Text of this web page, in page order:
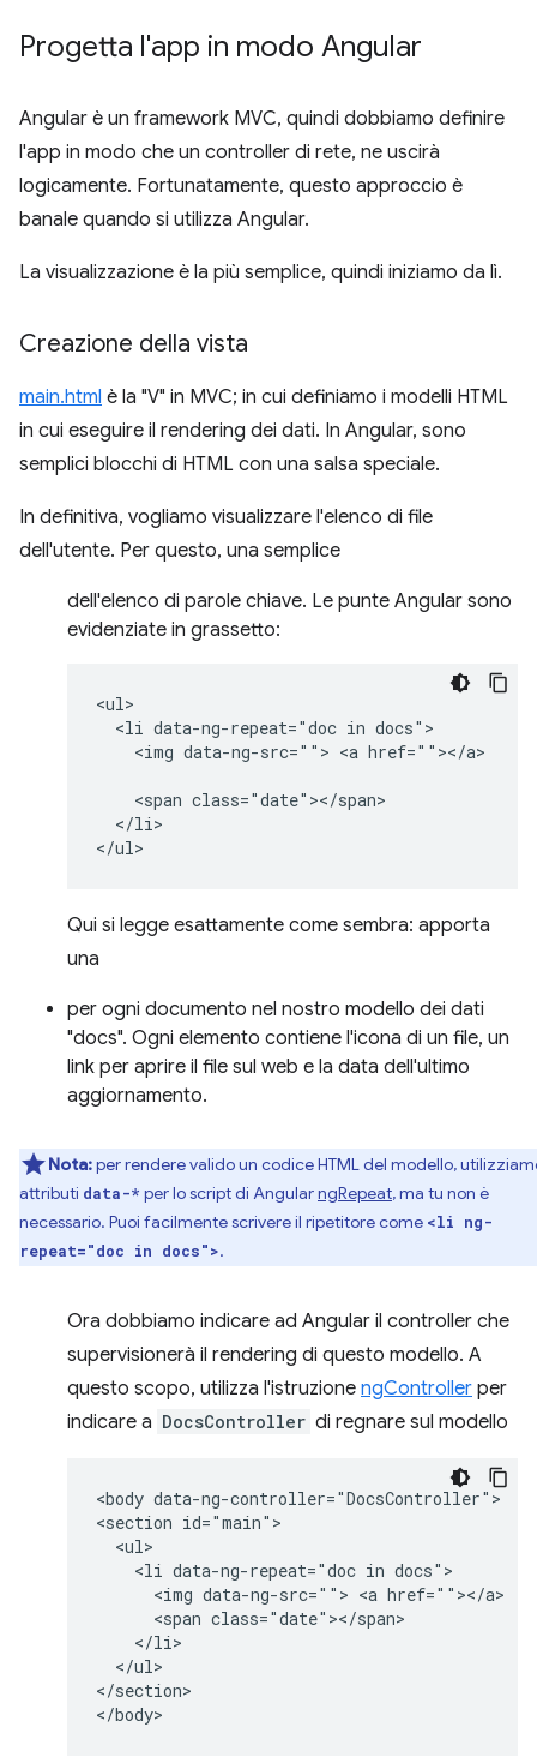
Progetta l'app in modo Angular
Angular è un framework MVC, quindi dobbiamo definire
l'app in modo che un controller di rete, ne uscirà
logicamente. Fortunatamente, questo approccio è
banale quando si utilizza Angular.
La visualizzazione è la più semplice, quindi iniziamo da lì.
Creazione della vista
main.html è la "V" in MVC; in cui definiamo i modelli HTML
in cui eseguire il rendering dei dati. In Angular, sono
semplici blocchi di HTML con una salsa speciale.
In definitiva, vogliamo visualizzare l'elenco di file
dell'utente. Per questo, una semplice
dell'elenco di parole chiave. Le punte Angular sono
evidenziate in grassetto:
<ul>
  <li data-ng-repeat="doc in docs">
    <img data-ng-src=""> <a href=""></a>
    <span class="date"></span>
  </li>
Qui si legge esattamente come sembra: apporta
una
per ogni documento nel nostro modello dei dati
"docs". Ogni elemento contiene l'icona di un file, un
link per aprire il file sul web e la data dell'ultimo
aggiornamento.
Nota:per rendere valido un codice HTML del modello,
attributi data-* per lo script di AngularngRepeat, ma tu non è
necessario. Puoi facilmente scrivere il ripetitore come <li ng-
repeat="doc in docs">.
Ora dobbiamo indicare ad Angular il controller che
supervisionerà il rendering di questo modello. A
questo scopo, utilizza l'istruzione ngController per
indicare a DocsController di regnare sul modello
<body data-ng-controller="DocsController">
<section id="main">
  <ul>
    <li data-ng-repeat="doc in docs">
      <img data-ng-src=""> <a href=""></a>
      <span class="date"></span>
    </li>
  </ul>
</section>